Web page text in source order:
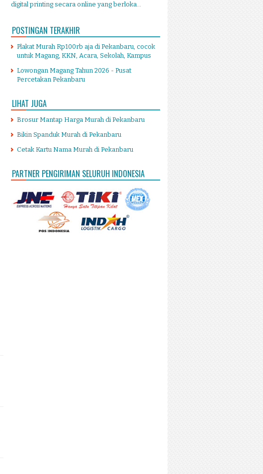
digital printing secara online yang berloka...
POSTINGAN TERAKHIR
Plakat Murah Rp100rb aja di Pekanbaru, cocok
untuk Magang, KKN, Acara, Sekolah, Kampus
Lowongan Magang Tahun 2026 - Pusat
Percetakan Pekanbaru
LIHAT JUGA
Brosur Mantap Harga Murah di Pekanbaru
Bikin Spanduk Murah di Pekanbaru
Cetak Kartu Nama Murah di Pekanbaru
PARTNER PENGIRIMAN SELURUH INDONESIA